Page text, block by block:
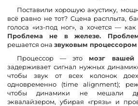
Поставили хорошую акустику,
всё равно не тот? Сцена расплыта,
голоса «из-под ног», а хочется —
Проблема не в железе.
решается она звуковым процессором
Процессор — это мозг вашей
задерживает сигнал нужных
чтобы звук от всех колонок
одновременно (time alignment);
чтобы динамики не мешали
эквалайзером, убирая «грязь» и